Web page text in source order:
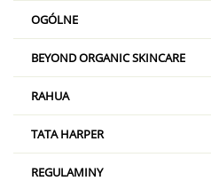
OGÓLNE
BEYOND ORGANIC SKINCARE
RAHUA
TATA HARPER
REGULAMINY